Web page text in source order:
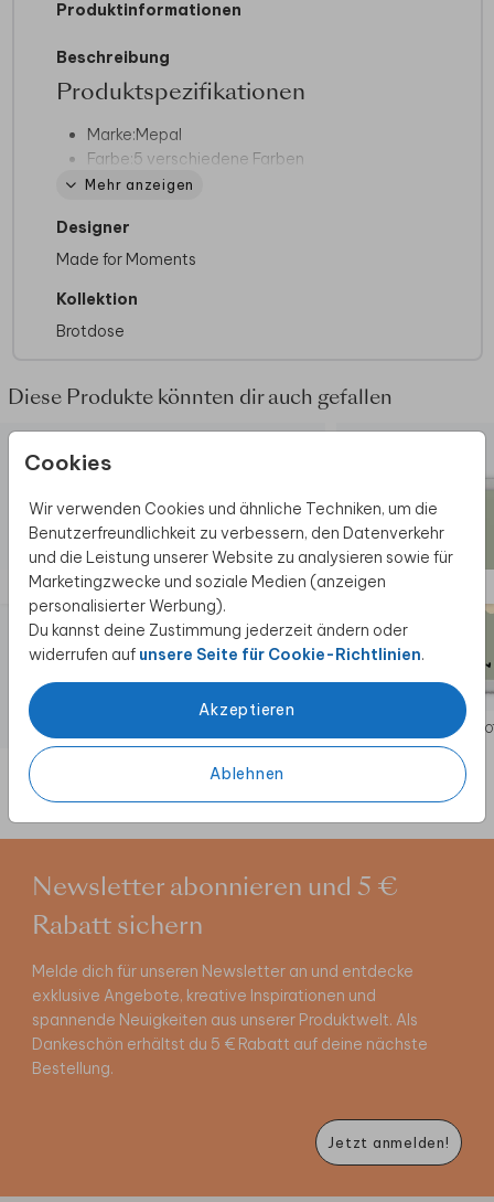
Cookies
Wir verwenden Cookies und ähnliche Techniken, um die
Benutzerfreundlichkeit zu verbessern, den Datenverkehr
und die Leistung unserer Website zu analysieren sowie für
Marketingzwecke und soziale Medien (anzeigen
personalisierter Werbung).
Du kannst deine Zustimmung jederzeit ändern oder
widerrufen auf unsere Seite für Cookie-Richtlinien.
Akzeptieren
Ablehnen
Produktinformationen
Beschreibung
Produktspezifikationen
Marke:Mepal
Farbe:5 verschiedene Farben
BPA-frei:Ja
Pflegehinweis:
vorzugsweise per Hand abwaschen (oder
Inklusive:
Gabel
Versiegelung:Gute Versiegelung, das Essen
bleibt schön frisch
Mehr anzeigen
Designer
Made for Moments
Kollektion
Brotdose
Diese Produkte könnten dir auch gefallen
Newsletter abonnieren und 5 €
Rabatt sichern
Melde dich für unseren Newsletter an und entdecke
exklusive Angebote, kreative Inspirationen und
spannende Neuigkeiten aus unserer Produktwelt. Als
Dankeschön erhältst du 5 € Rabatt auf deine nächste
Bestellung.
Jetzt anmelden!